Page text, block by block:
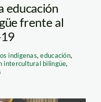
educación
frente al
indígenas,educación,
intercultural bilingüe,